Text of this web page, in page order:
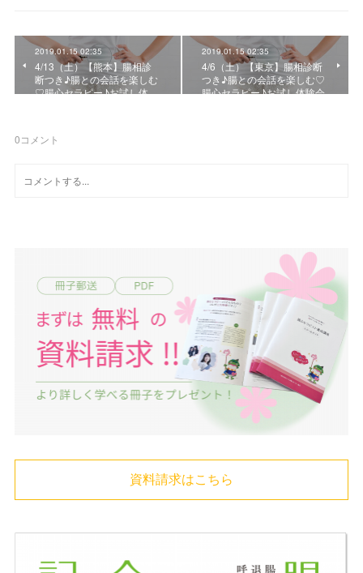
2019.01.15 02:35
4/13（土）【熊本】腸相診
断つき♪腸との会話を楽しむ
♡腸心セラピー♪お試し体…
2019.01.15 02:35
4/6（土）【東京】腸相診断
つき♪腸との会話を楽しむ♡
腸心セラピー♪お試し体験会
0コメント
資料請求はこちら